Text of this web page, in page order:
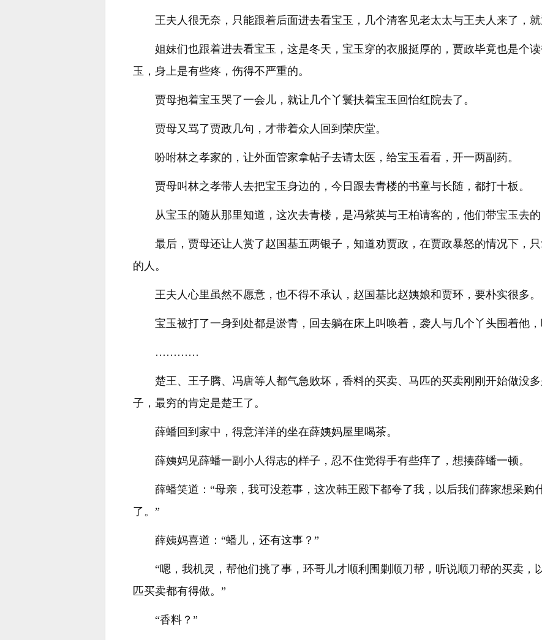
王夫人很无奈，只能跟着后面进去看宝玉，几个清客见老太太与王夫人来了，就
姐妹们也跟着进去看宝玉，这是冬天，宝玉穿的衣服挺厚的，贾政毕竟也是个
玉，身上是有些疼，伤得不严重的。
贾母抱着宝玉哭了一会儿，就让几个丫鬟扶着宝玉回怡红院去了。
贾母又骂了贾政几句，才带着众人回到荣庆堂。
吩咐林之孝家的，让外面管家拿帖子去请太医，给宝玉看看，开一两副药。
贾母叫林之孝带人去把宝玉身边的，今日跟去青楼的书童与长随，都打十板。
从宝玉的随从那里知道，这次去青楼，是冯紫英与王柏请客的，他们带宝玉去的
最后，贾母还让人赏了赵国基五两银子，知道劝贾政，在贾政暴怒的情况下，
的人。
王夫人心里虽然不愿意，也不得不承认，赵国基比赵姨娘和贾环，要朴实很多。
宝玉被打了一身到处都是淤青，回去躺在床上叫唤着，袭人与几个丫头围着他，
…………
楚王、王子腾、冯唐等人都气急败坏，香料的买卖、马匹的买卖刚刚开始做没
子，最穷的肯定是楚王了。
薛蟠回到家中，得意洋洋的坐在薛姨妈屋里喝茶。
薛姨妈见薛蟠一副小人得志的样子，忍不住觉得手有些痒了，想揍薛蟠一顿。
薛蟠笑道：“母亲，我可没惹事，这次韩王殿下都夸了我，以后我们薛家想采购
了。”
薛姨妈喜道：“蟠儿，还有这事？”
“嗯，我机灵，帮他们挑了事，环哥儿才顺利围剿顺刀帮，听说顺刀帮的买卖，
匹买卖都有得做。”
“香料？”